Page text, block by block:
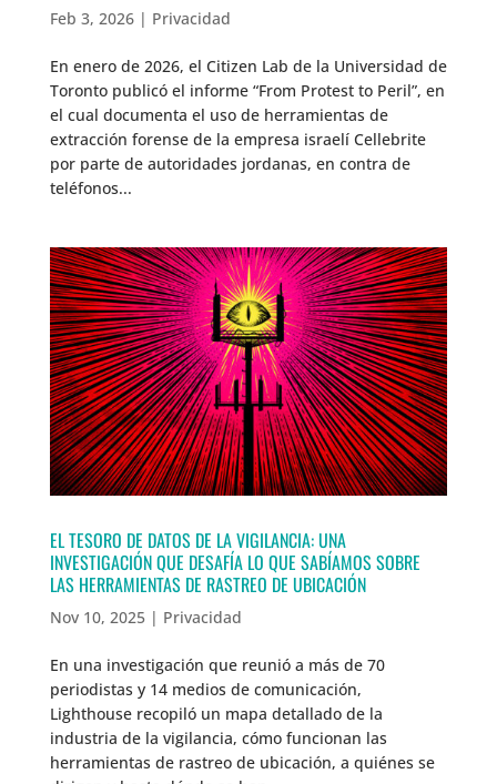
Feb 3, 2026| Privacidad
En enero de 2026, el Citizen Lab de la Universidad de
Toronto publicó el informe “From Protest to Peril”, en
el cual documenta el uso de herramientas de
extracción forense de la empresa israelí Cellebrite
por parte de autoridades jordanas, en contra de
teléfonos...
EL TESORO DE DATOS DE LA VIGILANCIA: UNA
INVESTIGACIÓN QUE DESAFÍA LO QUE SABÍAMOS SOBRE
LAS HERRAMIENTAS DE RASTREO DE UBICACIÓN
Nov 10, 2025| Privacidad
En una investigación que reunió a más de 70
periodistas y 14 medios de comunicación,
Lighthouse recopiló un mapa detallado de la
industria de la vigilancia, cómo funcionan las
herramientas de rastreo de ubicación, a quiénes se